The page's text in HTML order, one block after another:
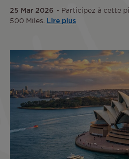
25 Mar 2026
Participez à cette
500 Miles.
Lire plus